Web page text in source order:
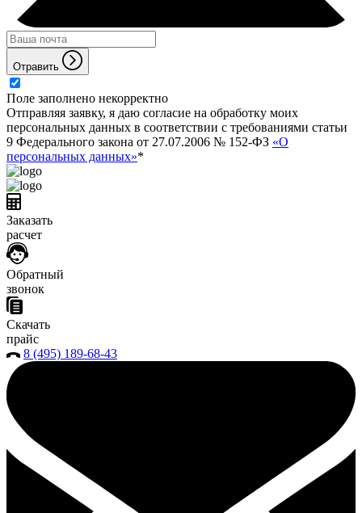
Отравить
Поле заполнено некорректно
Отправляя заявку, я даю согласие на обработку моих
персональных данных в соответствии с требованиями статьи
9 Федерального закона от 27.07.2006 № 152-ФЗ «О
персональных данных»*
Заказать
расчет
Обратный
звонок
Скачать
прайс
8 (495) 189-68-43